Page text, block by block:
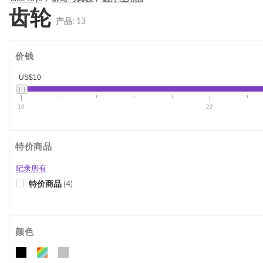
齿轮 产品: 13
价钱
US$10
10 22
特价商品
纪录所有
特价商品 (4)
颜色